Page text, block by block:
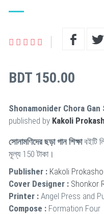
BDT 150.00
Shonamonider Chora Gan
published by Kakoli
সোনামণিদের ছড়া গান শিক্ষাবইটি
মূল্য 150 টাকা।
Publisher : Kakoli
Cover Designer : Shonkor
Printer : Angel Press and
Compose : Formation Four